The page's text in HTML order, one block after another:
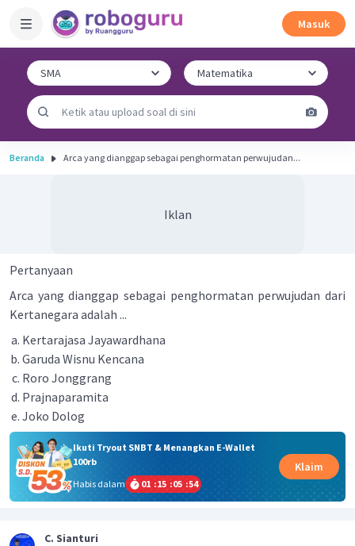
Masuk
Beranda Arca yang dianggap sebagai penghormatan perwujudan...
Iklan
Pertanyaan
Arca yang dianggap sebagai penghormatan perwujudan dari
Kertanegara adalah ...
Kertarajasa Jayawardhana
Garuda Wisnu Kencana
Roro Jonggrang
Prajnaparamita
Joko Dolog
Ikuti Tryout SNBT & Menangkan E-Wallet
100rb
Habis dalam
01 :15 :05 :54
Klaim
C. Sianturi